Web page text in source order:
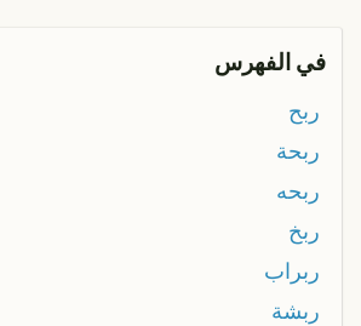
في الفهرس
ربح
ربحة
ربحه
ربخ
ربراب
ربشة